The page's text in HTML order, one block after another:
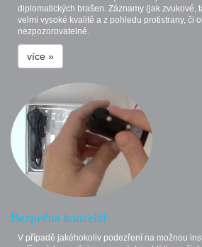
diplomatických brašen. Záznamy (jak zvukové,
velmi vysoké kvalitě a z pohledu protistrany, či
nezpozorovatelné.
více »
Bezpečná kancelář
V případě jakéhokoliv podezření na možnou